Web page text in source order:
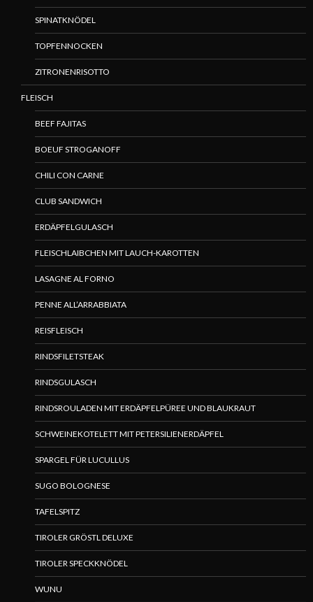
SPINATKNÖDEL
TOPFENNOCKEN
ZITRONENRISOTTO
FLEISCH
BEEF FAJITAS
BOEUF STROGANOFF
CHILI CON CARNE
CLUB SANDWICH
ERDÄPFELGULASCH
FLEISCHLAIBCHEN MIT LAUCH-KAROTTEN
LASAGNE AL FORNO
PENNE ALL’ARRABBIATA
REISFLEISCH
RINDSFILETSTEAK
RINDSGULASCH
RINDSROULADEN MIT ERDÄPFELPÜREE UND BLAUKRAUT
SCHWEINEKOTELETT MIT PETERSILIENERDÄPFEL
SPARGEL FÜR LUCULLUS
SUGO BOLOGNESE
TAFELSPITZ
TIROLER GRÖSTL DELUXE
TIROLER SPECKKNÖDEL
WUNU